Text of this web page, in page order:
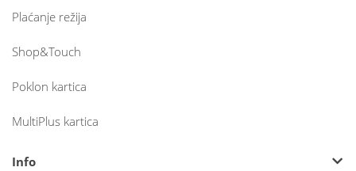
Plaćanje režija
Shop&Touch
Poklon kartica
MultiPlus kartica
Info